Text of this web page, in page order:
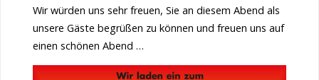
Wir würden uns sehr freuen, Sie an diesem Abend als
unsere Gäste begrüßen zu können und freuen uns auf
einen schönen Abend …